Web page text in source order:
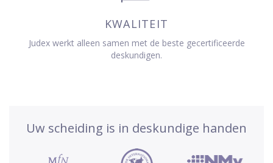
KWALITEIT
Judex werkt alleen samen met de beste gecertificeerde
deskundigen.
Uw scheiding is in deskundige handen